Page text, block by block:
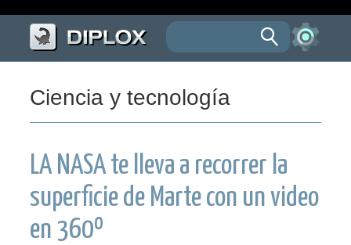
Ciencia y tecnología
LA NASA te lleva a recorrer la
superficie de Marte con un video
en 360º